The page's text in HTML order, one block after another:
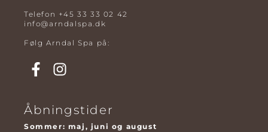
Telefon +45 33 33 02 42
info@arndalspa.dk
Følg Arndal Spa på:
Åbningstider
Sommer: maj, juni og august